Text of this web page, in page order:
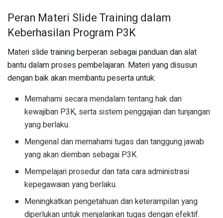
Peran Materi Slide Training dalam
Keberhasilan Program P3K
Materi slide training berperan sebagai panduan dan alat
bantu dalam proses pembelajaran. Materi yang disusun
dengan baik akan membantu peserta untuk:
Memahami secara mendalam tentang hak dan
kewajiban P3K, serta sistem penggajian dan tunjangan
yang berlaku.
Mengenal dan memahami tugas dan tanggung jawab
yang akan diemban sebagai P3K.
Mempelajari prosedur dan tata cara administrasi
kepegawaian yang berlaku.
Meningkatkan pengetahuan dan keterampilan yang
diperlukan untuk menjalankan tugas dengan efektif.